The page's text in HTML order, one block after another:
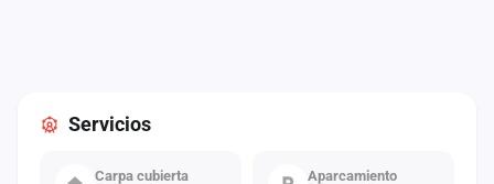
Servicios
Carpa cubierta Aparcamiento